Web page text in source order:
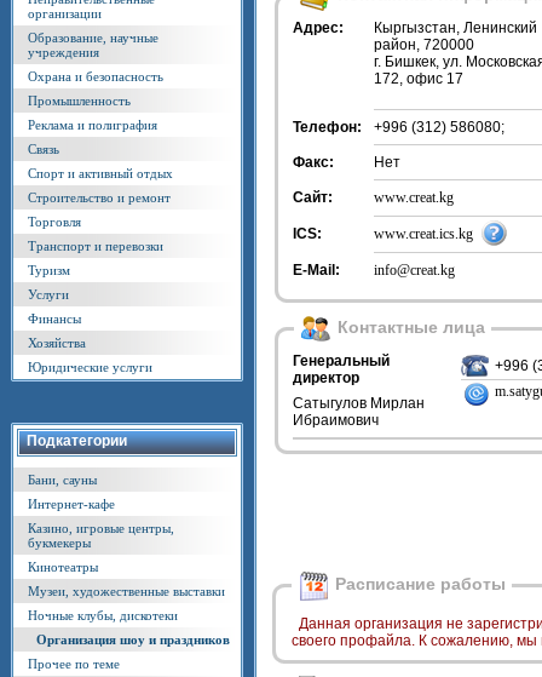
организации
Образование, научные
учреждения
Охрана и безопасность
Промышленность
Реклама и полиграфия
Связь
Спорт и активный отдых
Строительство и ремонт
Торговля
Транспорт и перевозки
Туризм
Услуги
Финансы
Хозяйства
Юридические услуги
Подкатегории
Бани, сауны
Интернет-кафе
Казино, игровые центры,
букмекеры
Кинотеатры
Музеи, художественные выставки
Ночные клубы, дискотеки
Организация шоу и праздников
Прочее по теме
Адрес:
Кыргызстан, Ленинский
район, 720000
г. Бишкек, ул.
172, офис 17
Телефон: +996 (312) 586080;
Факс: Нет
Сайт: www.creat.kg
ICS: www.creat.ics.kg
E-Mail: info@creat.kg
Контактные лица
Генеральный
директор
Сатыгулов Мирлан
Ибраимович
+996
Расписание работы
Данная организация не
своего профайла. К сожалению,